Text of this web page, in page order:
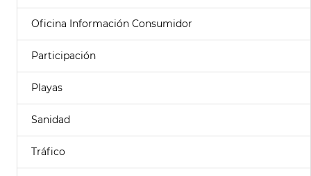
Oficina Información Consumidor
Participación
Playas
Sanidad
Tráfico